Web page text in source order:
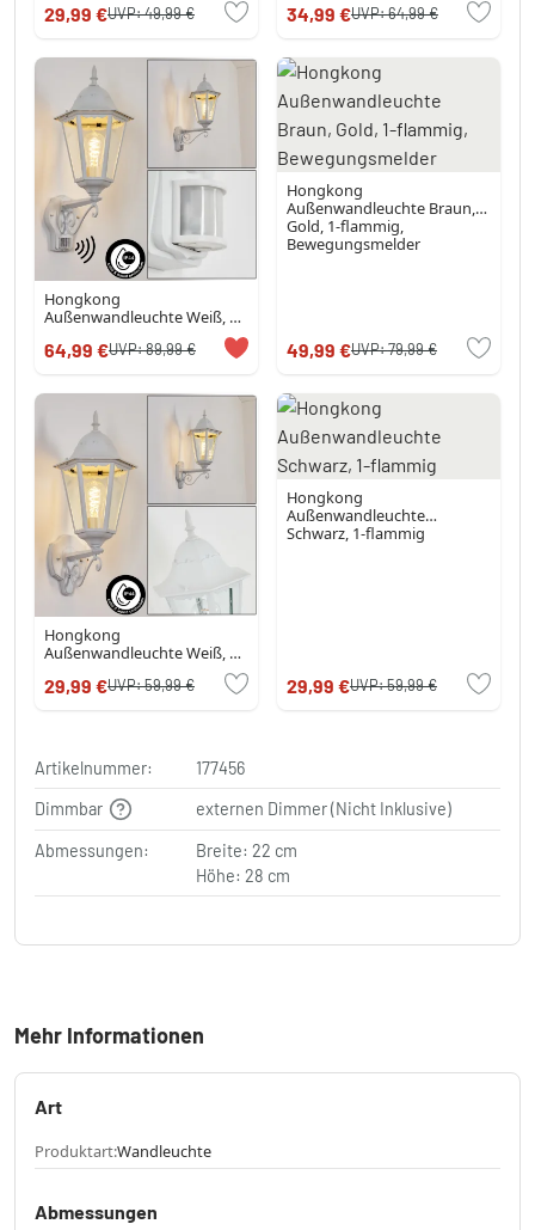
29,99 €UVP:49,99 € 34,99 €UVP:64,99 €
Hongkong
Außenwandleuchte Weiß, 1-
flammig, Bewegungsmelder
64,99 €UVP:89,99 €
Hongkong
Außenwandleuchte Braun,
Gold, 1-flammig,
Bewegungsmelder
49,99 €UVP:79,99 €
Hongkong
Außenwandleuchte Weiß, 1-
29,99 €UVP:59,99 €
Hongkong
Außenwandleuchte
Schwarz, 1-flammig
29,99 €UVP:59,99 €
Artikelnummer:
177456
Dimmbar
externen Dimmer (Nicht Inklusive)
Abmessungen:
Breite: 22 cm
Höhe: 28 cm
Mehr Informationen
Art
Produktart:Wandleuchte
Abmessungen